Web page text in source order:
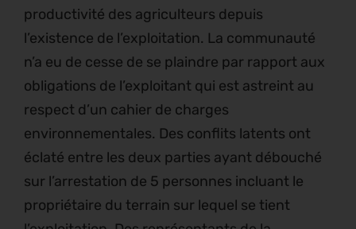
productivité des agriculteurs depuis
l’existence de l’exploitation. La communauté
n’a eu de cesse de se plaindre par rapport aux
obligations de l’exploitant qui est astreint au
respect d’un cahier de charges
environnementales. Des conflits latents ont
éclaté entre les deux parties ayant débouché
sur l’arrestation de 5 personnes incluant le
propriétaire du terrain sur lequel se tient